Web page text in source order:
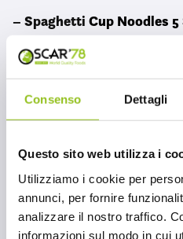
Consenso Dettagli
Questo sito web utilizza i
Utilizziamo i cookie per
annunci, per fornire
analizzare il nostro traffico.
informazioni sul modo in cui
– Spaghetti Cup Noodles
noodles
– Soba Cup Japanese
– Spaghetti Soba Cup
– Soba Cup Chili Nissin